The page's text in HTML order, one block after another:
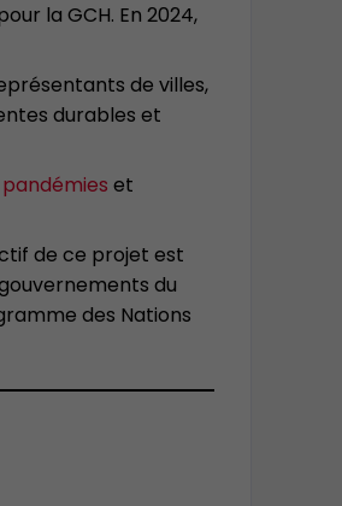
la GCH. En 2024,
de villes,
durables et
et
de ce projet est
du
des Nations